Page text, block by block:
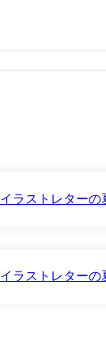
ラストレター
ラストレター